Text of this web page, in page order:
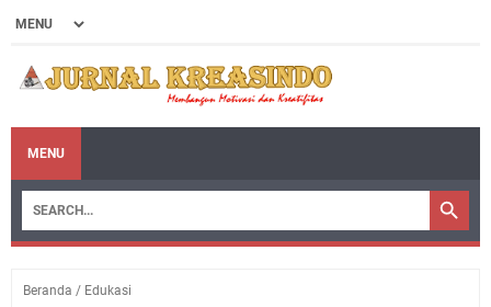
MENU
Beranda / Edukasi